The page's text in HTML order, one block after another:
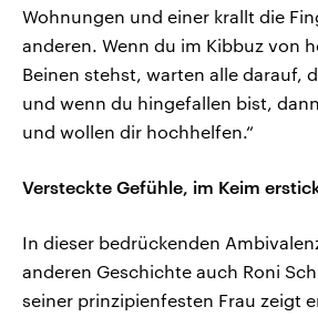
Wohnungen und einer krallt die
anderen. Wenn du im Kibbuz von
Beinen stehst, warten alle darauf,
und wenn du hingefallen bist,
und wollen dir hochhelfen.“
Versteckte Gefühle, im Keim
In dieser bedrückenden
anderen Geschichte auch Roni
seiner prinzipienfesten Frau zeigt